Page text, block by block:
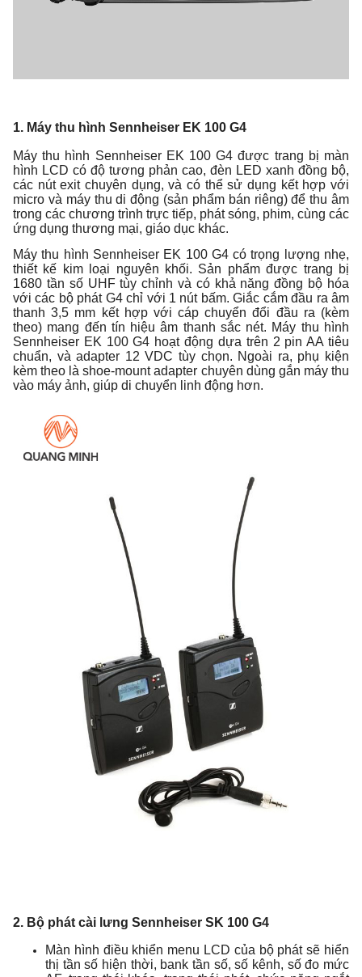
1. Máy thu hình Sennheiser EK 100 G4
Máy thu hình Sennheiser EK 100 G4 được trang bị màn
hình LCD có độ tương phản cao, đèn LED xanh đồng bộ,
các nút exit chuyên dụng, và có thể sử dụng kết hợp với
micro và máy thu di động (sản phẩm bán riêng) để thu âm
trong các chương trình trực tiếp, phát sóng, phim, cùng các
ứng dụng thương mại, giáo dục khác.
Máy thu hình Sennheiser EK 100 G4 có trọng lượng nhẹ,
thiết kế kim loại nguyên khối. Sản phẩm được trang bị
1680 tần số UHF tùy chỉnh và có khả năng đồng bộ hóa
với các bộ phát G4 chỉ với 1 nút bấm. Giắc cắm đầu ra âm
thanh 3,5 mm kết hợp với cáp chuyển đổi đầu ra (kèm
theo) mang đến tín hiệu âm thanh sắc nét. Máy thu hình
Sennheiser EK 100 G4 hoạt động dựa trên 2 pin AA tiêu
chuẩn, và adapter 12 VDC tùy chọn. Ngoài ra, phụ kiện
kèm theo là shoe-mount adapter chuyên dùng gắn máy thu
vào máy ảnh, giúp di chuyển linh động hơn.
2. Bộ phát cài lưng Sennheiser SK 100 G4
Màn hình điều khiển menu LCD của bộ phát sẽ hiển
thị tần số hiện thời, bank tần số, số kênh, số đo mức